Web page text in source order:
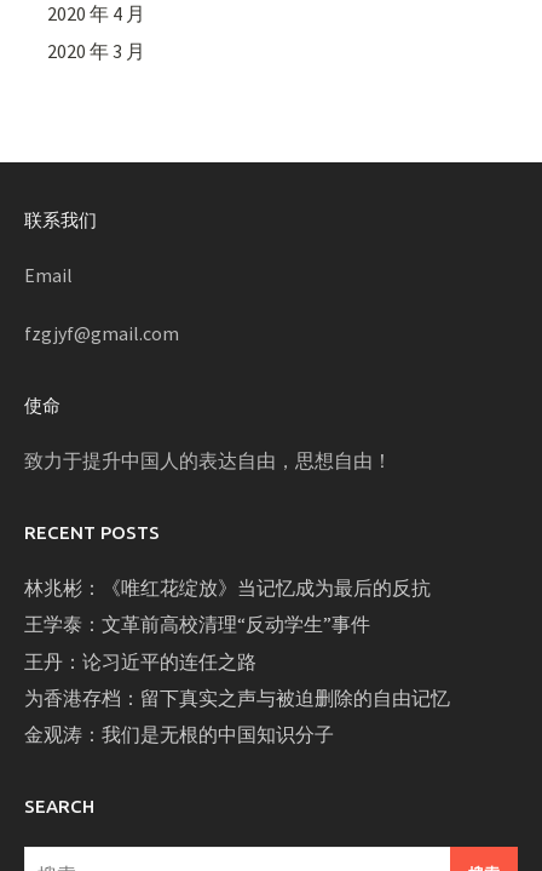
2020 年 4 月
2020 年 3 月
联系我们
Email
fzgjyf@gmail.com
使命
致力于提升中国人的表达自由，思想自由！
RECENT POSTS
林兆彬：《唯红花绽放》当记忆成为最后的反抗
王学泰：文革前高校清理“反动学生”事件
王丹：论习近平的连任之路
为香港存档：留下真实之声与被迫删除的自由记忆
金观涛：我们是无根的中国知识分子
SEARCH
搜